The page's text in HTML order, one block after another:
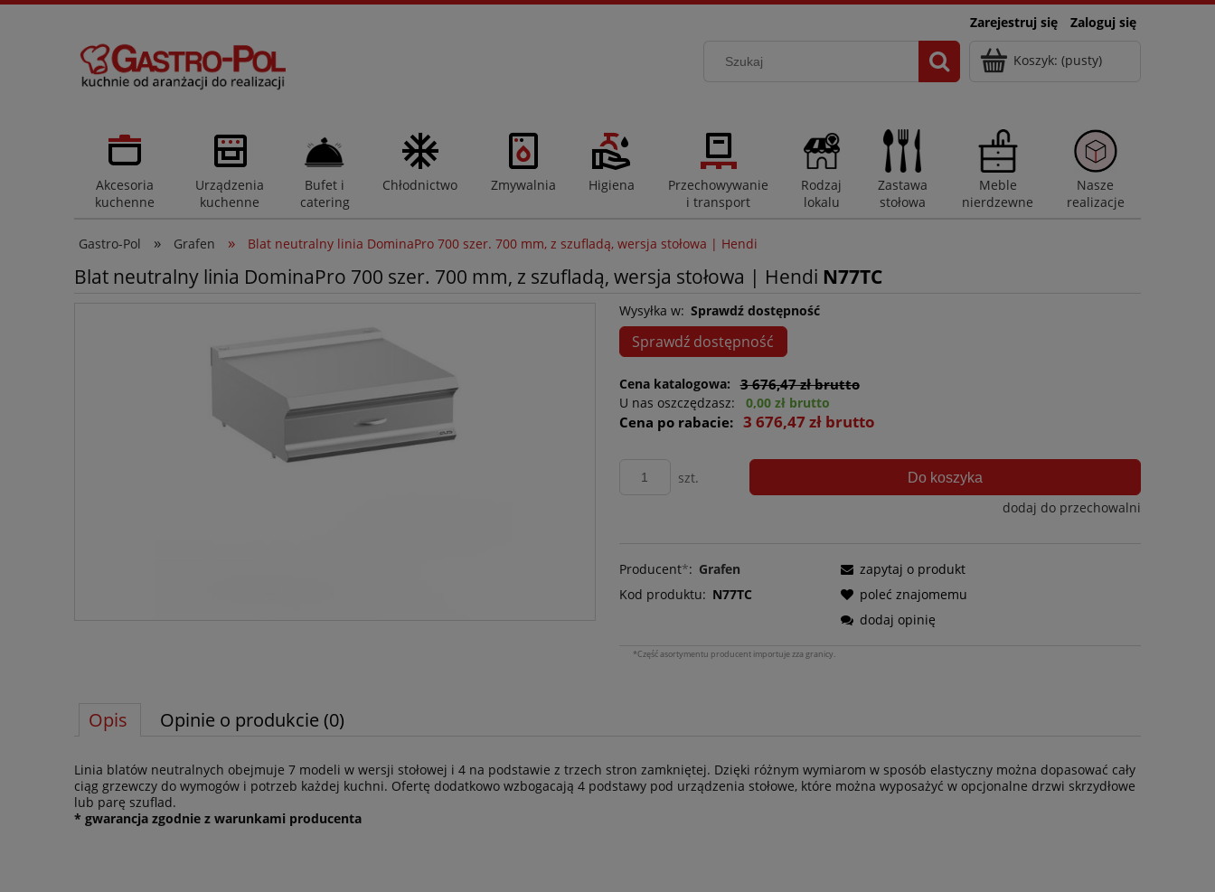
Zarejestruj się Zaloguj się
Koszyk: (pusty)
Akcesoria
kuchenne
Urządzenia
kuchenne
Bufet i
catering
Chłodnictwo Zmywalnia Higiena
Przechowywanie
i transport
Rodzaj
lokalu
Zastawa
stołowa
Meble
nierdzewne
Nasze
realizacje
Gastro-Pol » Grafen » Blat neutralny linia DominaPro 700 szer. 700 mm, z szufladą, wersja stołowa | Hendi
Blat neutralny linia DominaPro 700 szer. 700 mm, z szufladą, wersja stołowa | Hendi N77TC
Wysyłka w: Sprawdź dostępność
Sprawdź dostępność
Cena katalogowa: 3 676,47 zł brutto
U nas oszczędzasz: 0,00 zł brutto
Cena po rabacie: 3 676,47 zł brutto
szt. Do koszyka
dodaj do przechowalni
Producent*: Grafen
Kod produktu: N77TC
zapytaj o produkt
poleć znajomemu
dodaj opinię
*Część asortymentu producent importuje zza granicy.
Opis Opinie o produkcie (0)
Linia blatów neutralnych obejmuje 7 modeli w wersji stołowej i 4 na podstawie z trzech stron zamkniętej. Dzięki różnym wymiarom w sposób elastyczny można dopasować cały
ciąg grzewczy do wymogów i potrzeb każdej kuchni. Ofertę dodatkowo wzbogacają 4 podstawy pod urządzenia stołowe, które można wyposażyć w opcjonalne drzwi skrzydłowe
lub parę szuflad.
* gwarancja zgodnie z warunkami producenta